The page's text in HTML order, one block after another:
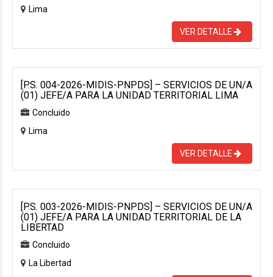
Lima
VER DETALLE
[P.S. 004-2026-MIDIS-PNPDS] – SERVICIOS DE UN/A
(01) JEFE/A PARA LA UNIDAD TERRITORIAL LIMA
Concluido
Lima
VER DETALLE
[P.S. 003-2026-MIDIS-PNPDS] – SERVICIOS DE UN/A
(01) JEFE/A PARA LA UNIDAD TERRITORIAL DE LA
LIBERTAD
Concluido
La Libertad